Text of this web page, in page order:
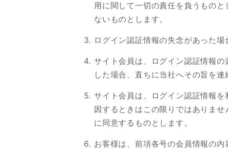
用に関して一切の責任を負うもの
ないものとします。
ログイン認証情報の失念があった
サイト会員は、ログイン認証情報
した場合、直ちに当社へその旨を
サイト会員は、ログイン認証情報
因するときはこの限りではありま
に同意するものとします。
お客様は、前項各号の会員情報の